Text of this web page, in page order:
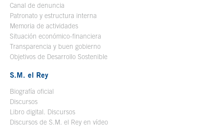
Canal de denuncia
Patronato y estructura interna
Memoria de actividades
Situación económico-financiera
Transparencia y buen gobierno
Objetivos de Desarrollo Sostenible
S.M. el Rey
Biografía oficial
Discursos
Libro digital. Discursos
Discursos de S.M. el Rey en vídeo